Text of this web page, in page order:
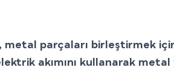
metal parçaları birleştirmek
akımını kullanarak